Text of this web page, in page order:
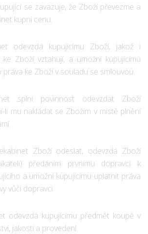
se zavazuje, že Zboží převezme a
kupní cenu.
odevzdá kupujícímu Zboží, jakož i
Zboží vztahují, a umožní kupujícímu
práva ke Zboží v souladu se smlouvou.
splní povinnost odevzdat Zboží
li mu nakládat se Zbožím v místě plnění
Zboží odeslat, odevzdá Zboží
předáním prvnímu dopravci k
a umožní kupujícímu uplatnit práva
vůči dopravci.
odevzdá kupujícímu předmět koupě v
jakosti a provedení.